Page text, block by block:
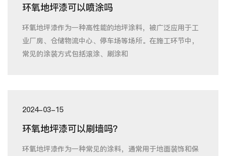
环氧地坪漆可以喷涂吗
环氧地坪漆作为一种高性能的地坪涂料，被广泛应用于工
业厂房、仓储物流中心、停车场等场所。在施工环节中，
常见的涂装方式包括滚涂、刷涂和
2024-03-15
环氧地坪漆可以刷墙吗？
环氧地坪漆作为一种常见的涂料，通常用于地面装饰和保